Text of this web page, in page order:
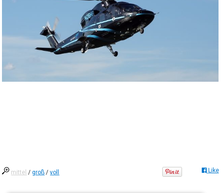
mittel /groß /voll Like